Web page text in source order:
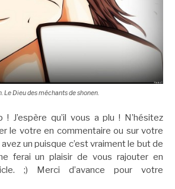
Le Dieu des méchants de shonen.
J’espère qu’il vous a plu ! N’hésitez
le votre en commentaire ou sur votre
un puisque c’est vraiment le but de
ferai un plaisir de vous rajouter en
;) Merci d’avance pour votre